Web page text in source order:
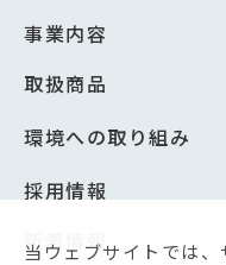
事業内容
取扱商品
環境への取り組み
採用情報
新着情報
当ウェブサイトでは、